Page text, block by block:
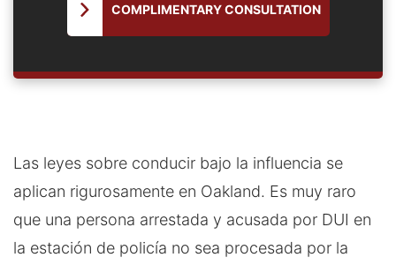
COMPLIMENTARY CONSULTATION
Las leyes sobre conducir bajo la influencia se
aplican rigurosamente en Oakland. Es muy raro
que una persona arrestada y acusada por DUI en
la estación de policía no sea procesada por la